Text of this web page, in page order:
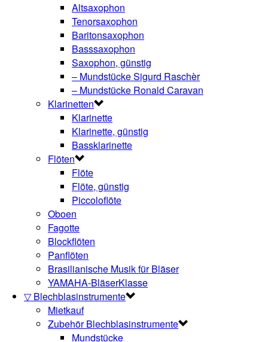
Altsaxophon
Tenorsaxophon
Baritonsaxophon
Basssaxophon
Saxophon, günstig
– Mundstücke Sigurd Raschèr
– Mundstücke Ronald Caravan
Klarinetten
Klarinette
Klarinette, günstig
Bassklarinette
Flöten
Flöte
Flöte, günstig
Piccoloflöte
Oboen
Fagotte
Blockflöten
Panflöten
Brasilianische Musik für Bläser
YAMAHA-BläserKlasse
▽ Blechblasinstrumente
Mietkauf
Zubehör Blechblasinstrumente
Mundstücke